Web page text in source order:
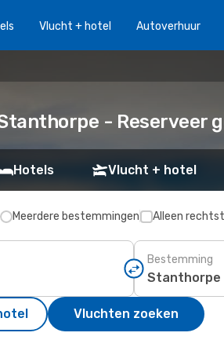
Vlucht + hotel Autoverhuur
- Reserveer
Hotels Vlucht + hotel
Meerdere bestemmingen Alleen
Bestemming
Vluchten zoeken